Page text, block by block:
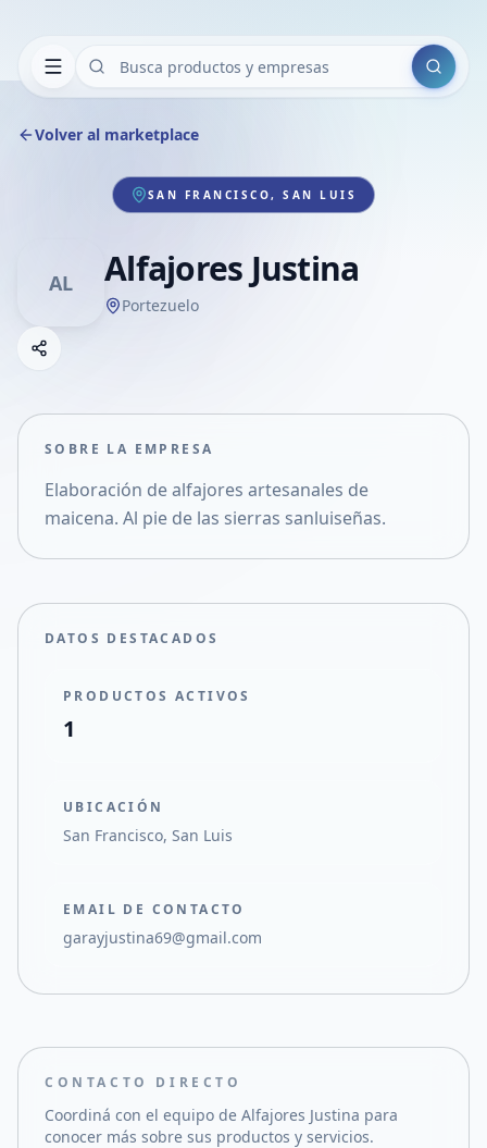
Buscar
Volver al marketplace
SAN FRANCISCO, SAN LUIS
AL Alfajores Justina
Portezuelo
Compartir empresa
Compartir en X
SOBRE LA EMPRESA
Elaboración de alfajores artesanales de
maicena. Al pie de las sierras sanluiseñas.
DATOS DESTACADOS
PRODUCTOS ACTIVOS
1
UBICACIÓN
San Francisco, San Luis
EMAIL DE CONTACTO
garayjustina69@gmail.com
CONTACTO DIRECTO
Coordiná con el equipo de Alfajores Justina para
conocer más sobre sus productos y servicios.